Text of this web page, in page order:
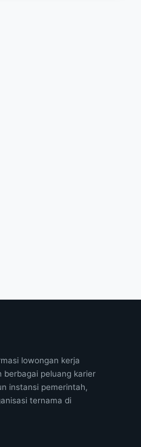
lowongan kerja
peluang karier
instansi pemerintah,
ternama di